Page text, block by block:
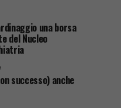
una borsa
del Nucleo
successo) anche